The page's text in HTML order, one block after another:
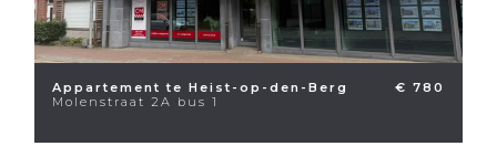
Appartement te Heist-op-den-Berg
Molenstraat 2A bus 1
€ 780